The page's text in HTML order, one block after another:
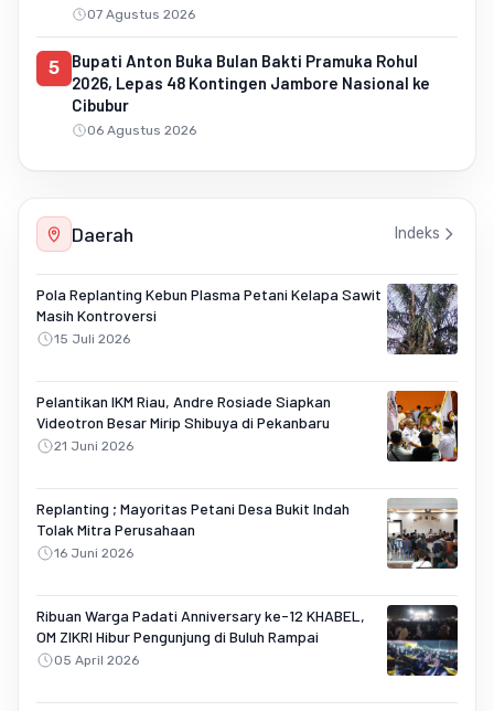
07 Agustus 2026
5
Bupati Anton Buka Bulan Bakti Pramuka Rohul
2026, Lepas 48 Kontingen Jambore Nasional ke
Cibubur
06 Agustus 2026
Daerah Indeks
Pola Replanting Kebun Plasma Petani Kelapa Sawit
Masih Kontroversi
15 Juli 2026
Pelantikan IKM Riau, Andre Rosiade Siapkan
Videotron Besar Mirip Shibuya di Pekanbaru
21 Juni 2026
Replanting ; Mayoritas Petani Desa Bukit Indah
Tolak Mitra Perusahaan
16 Juni 2026
Ribuan Warga Padati Anniversary ke-12 KHABEL,
OM ZIKRI Hibur Pengunjung di Buluh Rampai
05 April 2026